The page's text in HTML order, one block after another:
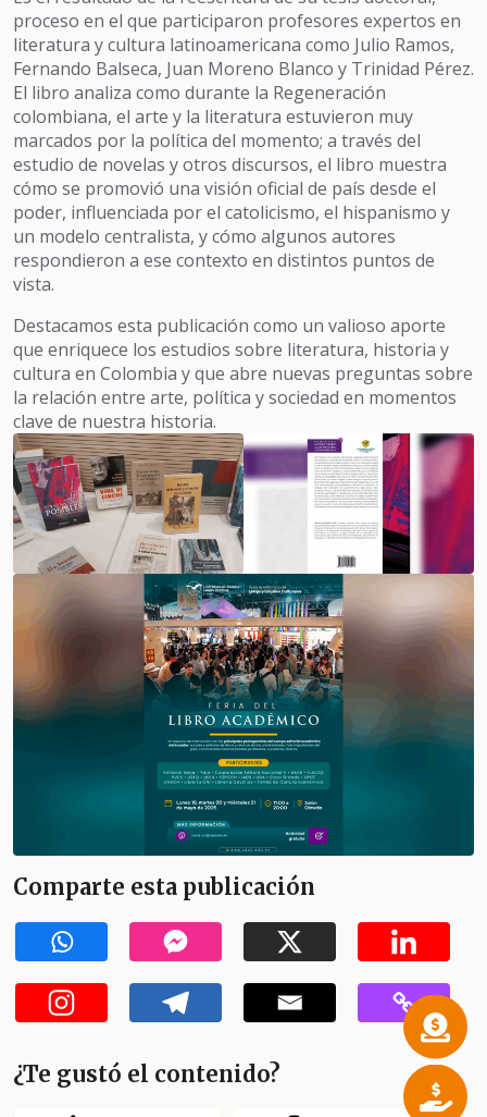
proceso en el que participaron profesores expertos en
literatura y cultura latinoamericana como Julio Ramos,
Fernando Balseca, Juan Moreno Blanco y Trinidad Pérez.
El libro analiza como durante la Regeneración
colombiana, el arte y la literatura estuvieron muy
marcados por la política del momento; a través del
estudio de novelas y otros discursos, el libro muestra
cómo se promovió una visión oficial de país desde el
poder, influenciada por el catolicismo, el hispanismo y
un modelo centralista, y cómo algunos autores
respondieron a ese contexto en distintos puntos de
vista.
Destacamos esta publicación como un valioso aporte
que enriquece los estudios sobre literatura, historia y
cultura en Colombia y que abre nuevas preguntas sobre
la relación entre arte, política y sociedad en momentos
clave de nuestra historia.
Comparte esta publicación
¿Te gustó el contenido?